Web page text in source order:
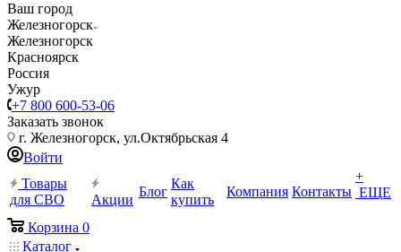
Ваш город
Железногорск
Железногорск
Красноярск
Россия
Ужур
+7 800 600-53-06
Заказать звонок
г. Железногорск, ул.Октябрьская 4
Войти
Товары
для СВО
Акции
Блог
Как
купить
Компания Контакты
+
ЕЩЕ
Корзина 0
Каталог